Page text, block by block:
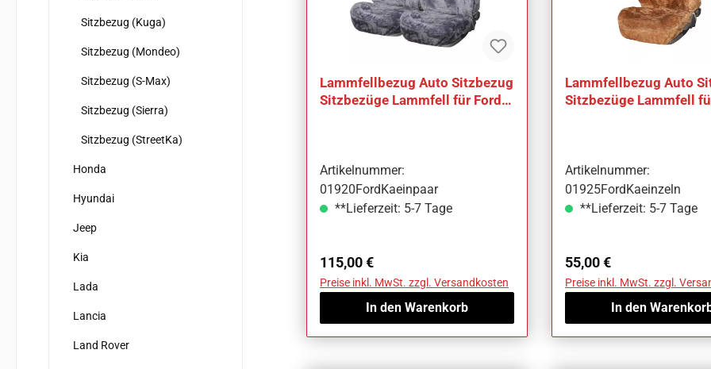
Sitzbezug (Kuga)
Sitzbezug (Mondeo)
Sitzbezug (S-Max)
Sitzbezug (Sierra)
Sitzbezug (StreetKa)
Honda
Hyundai
Jeep
Kia
Lada
Lancia
Land Rover
Lammfellbezug Auto Sitzbezug
Sitzbezüge Lammfell für Ford
Artikelnummer:
01920FordKaeinpaar
**Lieferzeit: 5-7 Tage
Regulärer Preis:
115,00 €
Preise inkl. MwSt. zzgl. Versandkosten
In den Warenkorb
Lammfellbezug Auto
Sitzbezüge Lammfell
Artikelnummer:
01925FordKaeinzeln
**Lieferzeit: 5-7 Tage
Regulärer Preis:
55,00 €
Preise inkl. MwSt. zzgl.
In den